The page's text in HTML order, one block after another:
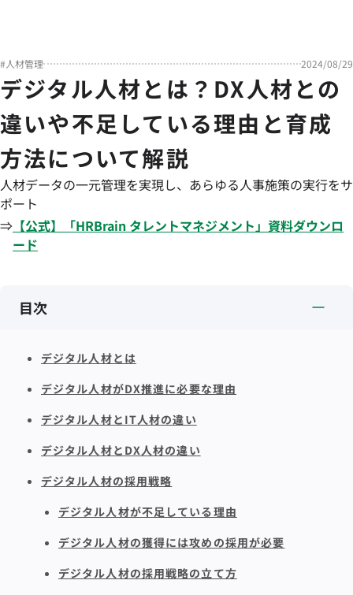
#人材管理 2024/08/29
デジタル人材とは？DX人材との
違いや不足している理由と育成
方法について解説
人材データの一元管理を実現し、あらゆる人事施策の実行をサ
ポート
⇒ 【公式】「HRBrain タレントマネジメント」資料ダウンロ
ード
目次
デジタル人材とは
デジタル人材がDX推進に必要な理由
デジタル人材とIT人材の違い
デジタル人材とDX人材の違い
デジタル人材の採用戦略
デジタル人材が不足している理由
デジタル人材の獲得には攻めの採用が必要
デジタル人材の採用戦略の立て方